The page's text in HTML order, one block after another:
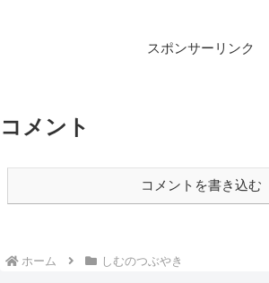
スポンサーリンク
コメント
コメントを書き込む
ホーム しむのつぶやき